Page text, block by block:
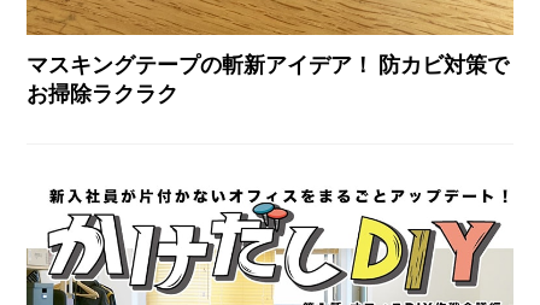
マスキングテープの斬新アイデア！ 防カビ対策で
お掃除ラクラク